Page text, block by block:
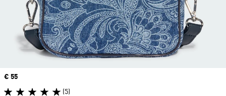
Precio
€ 55
(5)